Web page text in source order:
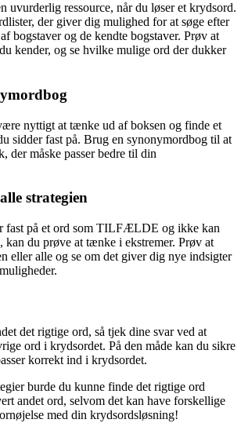
uvurderlig ressource, når du løser et krydsord.
der giver dig mulighed for at søge efter
bogstaver og de kendte bogstaver. Prøv at
kender, og se hvilke mulige ord der dukker
nyttigt at tænke ud af boksen og finde et
sidder fast på. Brug en synonymordbog til at
der måske passer bedre til din
strategien
fast på et ord som TILFÆLDE og ikke kan
kan du prøve at tænke i ekstremer. Prøv at
eller alle og se om det giver dig nye indsigter
det rigtige ord, så tjek dine svar ved at
ord i krydsordet. På den måde kan du sikre
korrekt ind i krydsordet.
burde du kunne finde det rigtige ord
andet ord, selvom det kan have forskellige
med din krydsordsløsning!